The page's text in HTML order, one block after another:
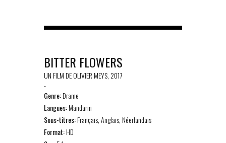
BITTER FLOWERS
UN FILM DE OLIVIER MEYS, 2017
-
Genre:Drame
Langues:Mandarin
Sous-titres:Français, Anglais, Néerlandais
Format:HD